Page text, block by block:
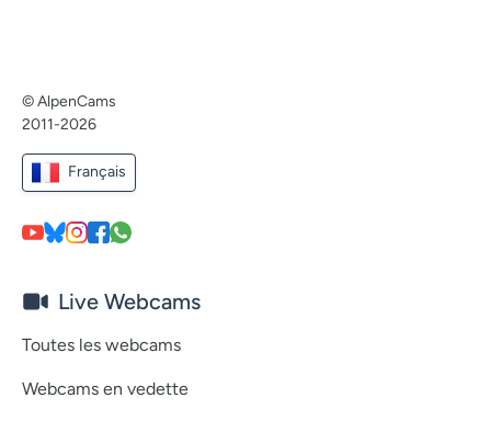
© AlpenCams
2011-2026
Français
Live Webcams
Toutes les webcams
Webcams en vedette